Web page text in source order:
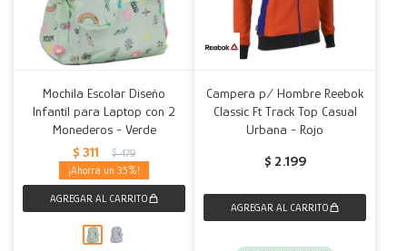
Mochila Escolar Diseño
Infantil para Laptop con 2
Monederos - Verde
$ 311 $ 479
35
Campera p/ Hombre Reebok
Classic Ft Track Top Casual
Urbana - Rojo
$ 2.199